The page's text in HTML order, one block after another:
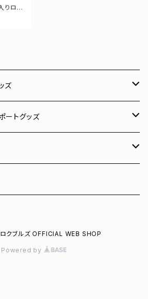
りロゴ
還元
ズ
ートグッズ
クブルズ OFFICIAL WEB SHOP
Powered by